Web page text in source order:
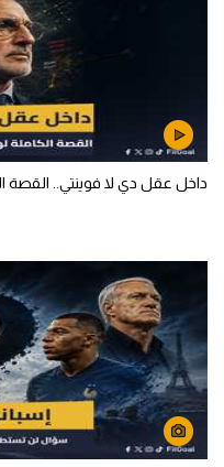
داخل عقل دي لا فوينتي.. القصة